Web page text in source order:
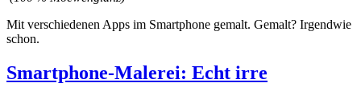
Mit verschiedenen Apps im Smartphone gemalt. Gemalt? Irgendwie
schon.
Smartphone-Malerei: Echt irre